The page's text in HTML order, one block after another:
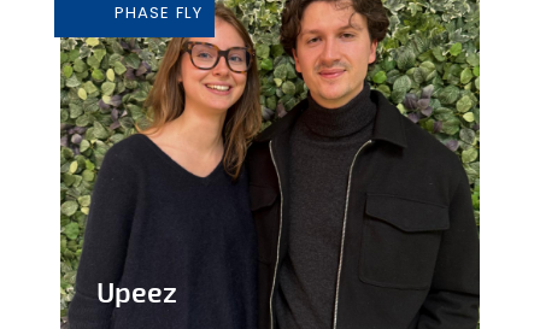
En savoir plus
PHASE FLY
Upeez